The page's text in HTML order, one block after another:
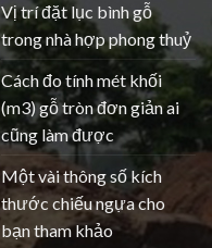
Vị trí đặt lục bình gỗ
trong nhà hợp phong thuỷ
Cách đo tính mét khối
(m3) gỗ tròn đơn giản ai
cũng làm được
Một vài thông số kích
thước chiếu ngựa cho
bạn tham khảo